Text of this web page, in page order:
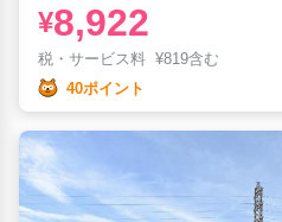
¥8,922
税・サービス料 ¥819含む
40ポイント